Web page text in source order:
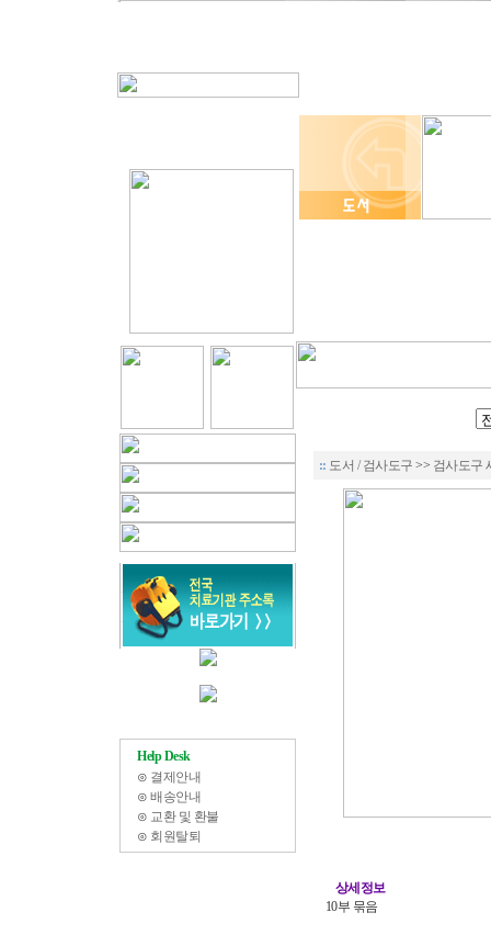
Help Desk
⊙ 결제안내
⊙배송안내
⊙ 교환 및 환불
⊙ 회원탈퇴
:: 도서 / 검사도구>> 검사도구
상세정보
10부 묶음